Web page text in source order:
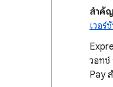
สำคั
เวอร์
วอทช์
Pay